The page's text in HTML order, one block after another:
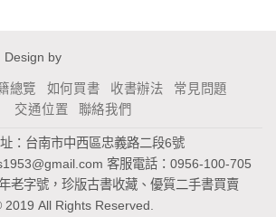
Design by
總覽 如何買書 收書辦法
常見問題
交通位置
聯絡我們
：台南市中西區忠義路二段6號
客服電話：0956-100-705
老字號，珍版古書收藏、優質二手書買賣
2019 All Rights Reserved.